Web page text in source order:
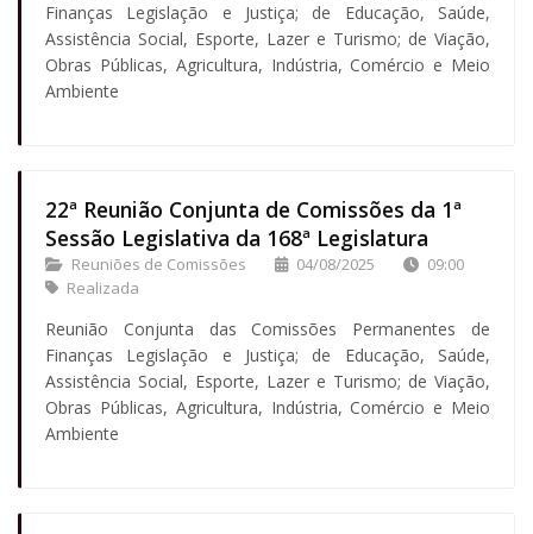
Finanças Legislação e Justiça; de Educação, Saúde,
Assistência Social, Esporte, Lazer e Turismo; de Viação,
Obras Públicas, Agricultura, Indústria, Comércio e Meio
Ambiente
22ª Reunião Conjunta de Comissões da 1ª
Sessão Legislativa da 168ª Legislatura
Reuniões de Comissões 04/08/2025
09:00
Realizada
Reunião Conjunta das Comissões Permanentes de
Finanças Legislação e Justiça; de Educação, Saúde,
Assistência Social, Esporte, Lazer e Turismo; de Viação,
Obras Públicas, Agricultura, Indústria, Comércio e Meio
Ambiente